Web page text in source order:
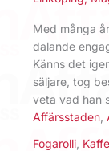
Med många
dalande
Känns det
säljare, tog
veta vad han
Affärsstaden
Fogarolli Kaffe